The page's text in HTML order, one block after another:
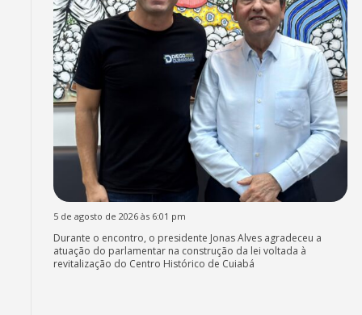
5 de agosto de 2026 às 6:01 pm
Durante o encontro, o presidente Jonas Alves agradeceu a
atuação do parlamentar na construção da lei voltada à
revitalização do Centro Histórico de Cuiabá